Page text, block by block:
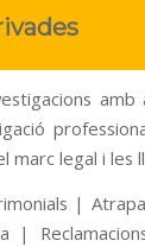
amb
marc legal i les
|
|